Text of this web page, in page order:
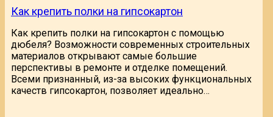
Как крепить полки на гипсокартон
Как крепить полки на гипсокартон с помощью
дюбеля? Возможности современных строительных
материалов открывают самые большие
перспективы в ремонте и отделке помещений.
Всеми признанный, из-за высоких функциональных
качеств гипсокартон, позволяет идеально…